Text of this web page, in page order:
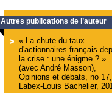
Autres publications de l’auteur
« La chute du taux
d'actionnaires français
la crise : une énigme ? »
(avec André Masson),
Opinions et débats, no 17,
Labex-Louis Bachelier,